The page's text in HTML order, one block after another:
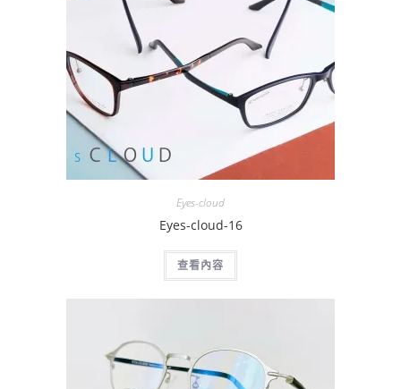
Eyes-cloud
Eyes-cloud-16
查看內容